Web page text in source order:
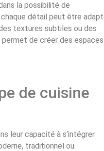
la possibilité de
détail peut être
textures subtiles ou des
de créer des espaces
de cuisine
leur capacité à s’intégrer
traditionnel ou